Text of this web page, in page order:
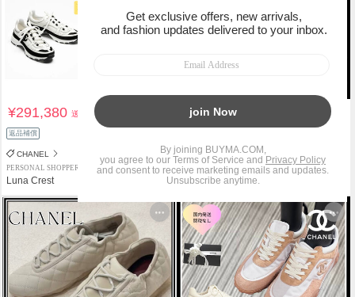
¥291,380送料込
返品補償
CHANEL
PERSONAL SHOPPER
Luna Crest
¥266,800
CHANEL
PERSONAL SHOPPER
Royal Mode